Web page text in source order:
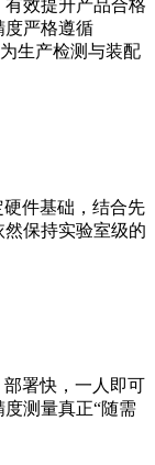
效提升产品合格
度严格遵循
生产检测与装配
件基础，结合先
保持实验室级的
署快，一人即可
测量真正“随需